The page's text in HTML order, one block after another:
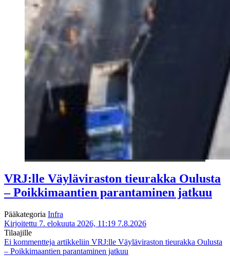
VRJ:lle Väyläviraston tieurakka Oulusta
– Poikkimaantien parantaminen jatkuu
Pääkategoria Infra
Kirjoitettu 7. elokuuta 2026, 11:19 7.8.2026
Tilaajille
Ei kommentteja artikkeliin VRJ:lle Väyläviraston tieurakka Oulusta
– Poikkimaantien parantaminen jatkuu